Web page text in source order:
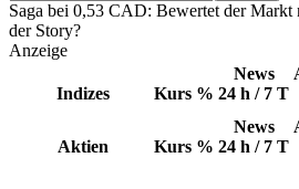
Saga bei 0,53 CAD: Bewertet der
der Story?
Anzeige
Indizes Kurs %
News
24 h / 7 T
Aktien Kurs %
News
24 h / 7 T